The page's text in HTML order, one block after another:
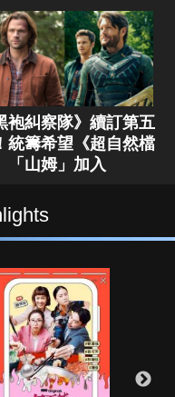
袍糾察隊》續訂第五
統籌希望《超自然檔
「山姆」加入